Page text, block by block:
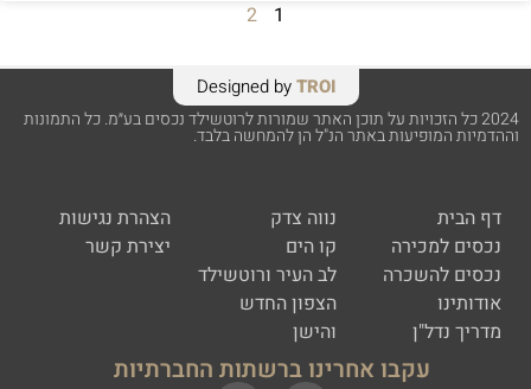
1
2
2024 כל הזכויות על תוכן האתר שמורות לרוטשילד נכסים בע״מ. כל התמונות
וההדמיות המופיעות באתר הנ"ל הן להמחשה בלבד.
Designed byTROI
דף הבית
נכסים למכירה
נכסים להשכרה
אודותינו
מדריך נדל"ן
נווה צדק
קו הים
לב העיר ורוטשילד
הצפון החדש
והישן
הצהרת נגישות
יצירת קשר
עקבו אחרינו ברשתות החברתיות